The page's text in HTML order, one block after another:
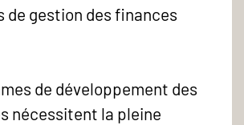
de gestion des finances
de développement des
nécessitent la pleine